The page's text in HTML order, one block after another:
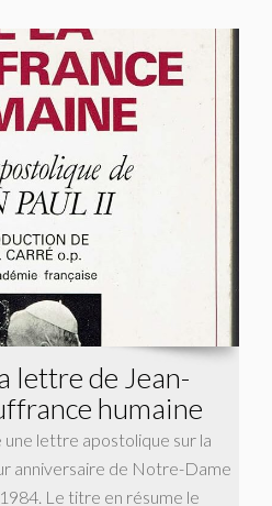
lettre de Jean-
humaine
une lettre apostolique sur la
anniversaire de Notre-Dame
Le titre en résume le